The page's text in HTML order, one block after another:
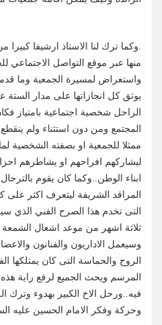
.وكما ترك لنا الاستاذ ارشيفا
منها عبر موقع التواصل الاجتماعي
واستعراض لمسيرة الجمعية وما
يوثق كل انجازاتها على مدار الستة
الراحل شخصية اجتماعية بامتياز
المجتمع ومن دون استثناء ولم
ممثلا للجمعية او بصفته الشخصية
ليشاركهم افراحهم او يشاطرهم
ابناء الوطن..وكما كان يقوم
المراقد الشريفة ليتعرف اكثر على
التى تخدم هذا الصرح الفني الذي
ثلاثة اشهر من موعد اشعال
وسيعمل الاداريون والفنانون
الروح والحماسة التى كان يمتلكها
المرسم ويحث الجميع لرفع راية
فيه..ورحل الاخ الكبير بهدوء وترك
وحركة وفكر الامام الحسين عليه